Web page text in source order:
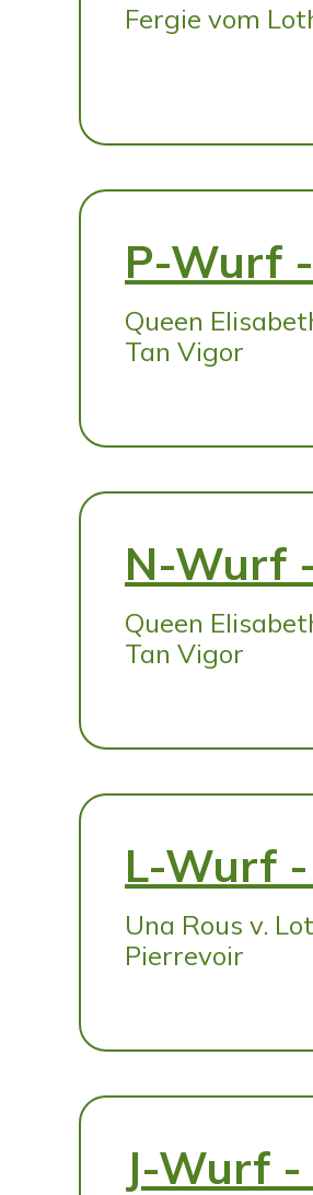
Fergie vom
P-Wurf
Queen
Tan Vigor
N-Wurf
Queen
Tan Vigor
L-Wurf -
Una Rous v.
Pierrevoir
J-Wurf -